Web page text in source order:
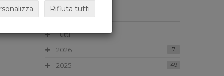
ARCHIVIO
Tutti
2026
7
2025 49
Rifiuta tutti